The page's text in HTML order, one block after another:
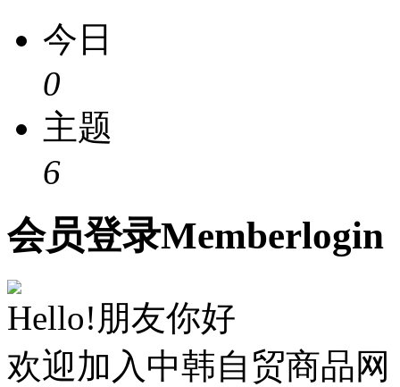
今日
0
主题
6
会员登录Memberlogin
Hello!朋友你好
欢迎加入中韩自贸商品网